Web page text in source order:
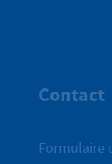
Contact
Formulaire